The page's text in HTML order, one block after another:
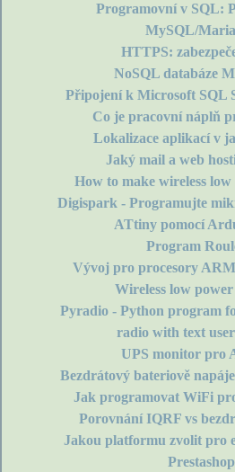
Programovní v SQL:
MySQL/
HTTPS:
NoSQL databáze
Připojení k Microsoft SQL
Co je pracovní náplň
Lokalizace aplikací v
Jaký mail a web
How to make wireless
Digispark - Programujte
ATtiny pomocí
Program
Vývoj pro procesory
Wireless low
Pyradio - Python program
radio with text
UPS monitor pro
Bezdrátový bateriově
Jak programovat WiFi
Porovnání IQRF vs
Jakou platformu zvolit pro
Prestashop